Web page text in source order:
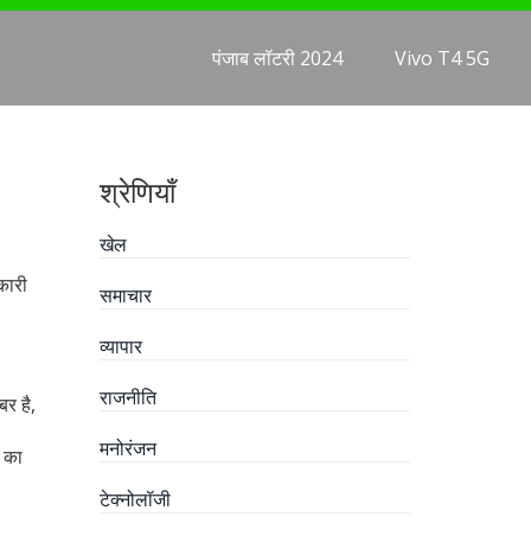
पंजाब लॉटरी 2024 Vivo T4 5G
है,
श्रेणियाँ
खेल
समाचार
व्यापार
राजनीति
मनोरंजन
टेक्नोलॉजी